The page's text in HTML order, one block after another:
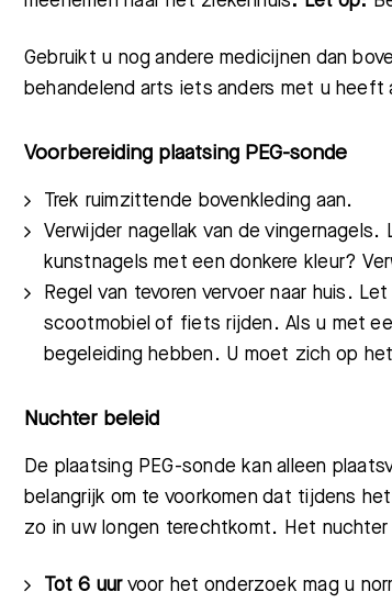
Gebruikt u nog andere medicijnen dan
behandelend arts iets anders met u heeft
Voorbereiding plaatsing PEG-sonde
Trek ruimzittende bovenkleding aan.
Verwijder nagellak van de
kunstnagels met een donkere kleur? V
Regel van tevoren vervoer naar huis.
scootmobiel of fiets rijden. Als u met
begeleiding hebben. U moet zich op
Nuchter beleid
De plaatsing PEG-sonde kan alleen
belangrijk om te voorkomen dat tijdens
zo in uw longen terechtkomt. Het
Tot 6 uur voor het onderzoek mag u